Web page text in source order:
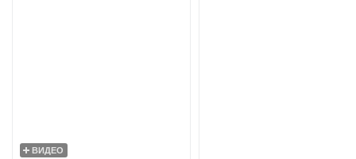
ВИДЕО